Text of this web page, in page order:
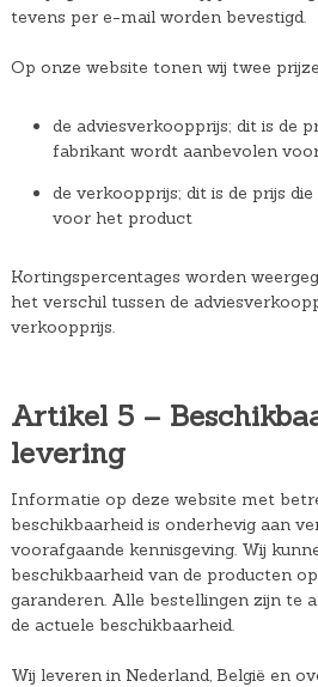
tevens per e-mail worden bevestigd.
Op onze website tonen wij twee
de adviesverkoopprijs; dit is de
fabrikant wordt aanbevolen
de verkoopprijs; dit is de prijs
voor het product
Kortingspercentages worden
het verschil tussen de
verkoopprijs.
Artikel 5 –
levering
Informatie op deze website met
beschikbaarheid is onderhevig aan
voorafgaande kennisgeving. Wij
beschikbaarheid van de producten
garanderen. Alle bestellingen zijn te
de actuele beschikbaarheid.
Wij leveren in Nederland, België en